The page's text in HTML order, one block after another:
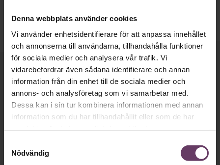
Denna webbplats använder cookies
Vi använder enhetsidentifierare för att anpassa innehållet
och annonserna till användarna, tillhandahålla funktioner
för sociala medier och analysera vår trafik. Vi
vidarebefordrar även sådana identifierare och annan
information från din enhet till de sociala medier och
annons- och analysföretag som vi samarbetar med.
Dessa kan i sin tur kombinera informationen med annan
information som du har tillhandahållit eller som de har
Nödvändig
Håll dig uppdaterad med våra
nyhetsbrev!
Våra populära nyhetsbrev samlar varje
vecka det bästa från Chef och
Chefakademin. Ledarskapsnytta och
inspiration för dig som är chef, ledare